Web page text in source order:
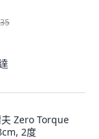
夫 Zero Torque
2度